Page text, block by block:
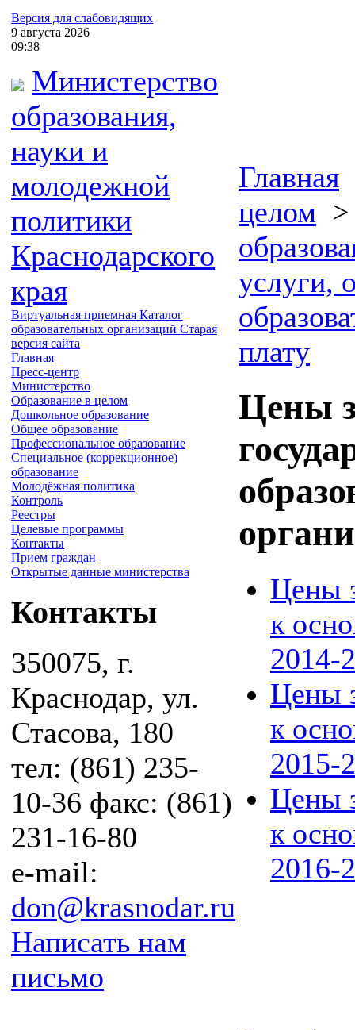
Версия для слабовидящих
9 августа 2026
09:38
Министерство
образования,
науки и
молодежной
политики
Краснодарского
края
Виртуальная приемная Каталог
образовательных организаций Старая
версия сайта
Главная
Пресс-центр
Министерство
Образование в целом
Дошкольное образование
Общее образование
Профессиональное образование
Специальное (коррекционное)
образование
Молодёжная политика
Контроль
Реестры
Целевые программы
Контакты
Прием граждан
Открытые данные министерства
Контакты
350075, г.
Краснодар, ул.
Стасова, 180
тел: (861) 235-
10-36 факс: (861)
231-16-80
e-mail:
don@krasnodar.ru
Написать нам
письмо
Главная
целом
услуги,
плату
Цены
Цены
к
2014-
Цены
к
2015-
Цены
к
2016-